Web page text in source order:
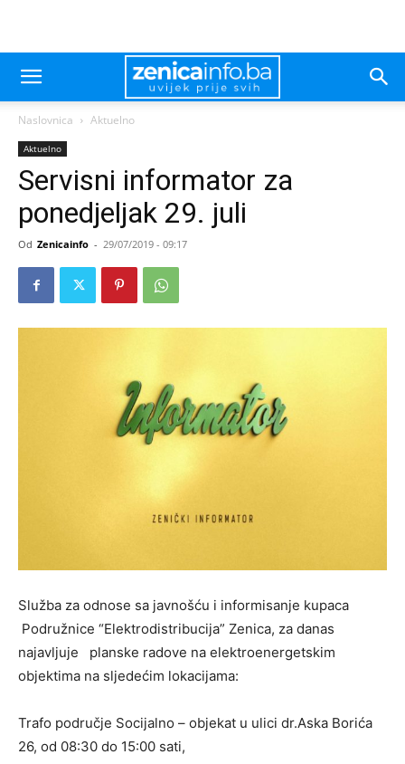
Naslovnica Aktuelno
Aktuelno
Servisni informator za
ponedjeljak 29. juli
Od Zenicainfo - 29/07/2019 - 09:17
Služba za odnose sa javnošću i informisanje kupaca
Podružnice “Elektrodistribucija” Zenica, za danas
najavljuje planske radove na elektroenergetskim
objektima na sljedećim lokacijama:
Trafo područje Socijalno – objekat u ulici dr.Aska Borića
26, od 08:30 do 15:00 sati,